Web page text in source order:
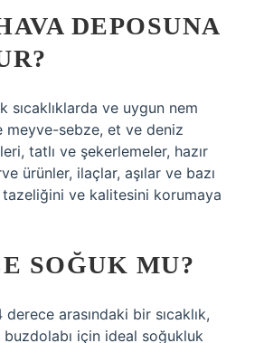
DEPOSUNA
sıcaklıklarda ve uygun nem
meyve-sebze, et ve deniz
tatlı ve şekerlemeler, hazır
ürünler, ilaçlar, aşılar ve bazı
ve kalitesini korumaya
SOĞUK MU?
arasındaki bir sıcaklık,
buzdolabı için ideal soğukluk